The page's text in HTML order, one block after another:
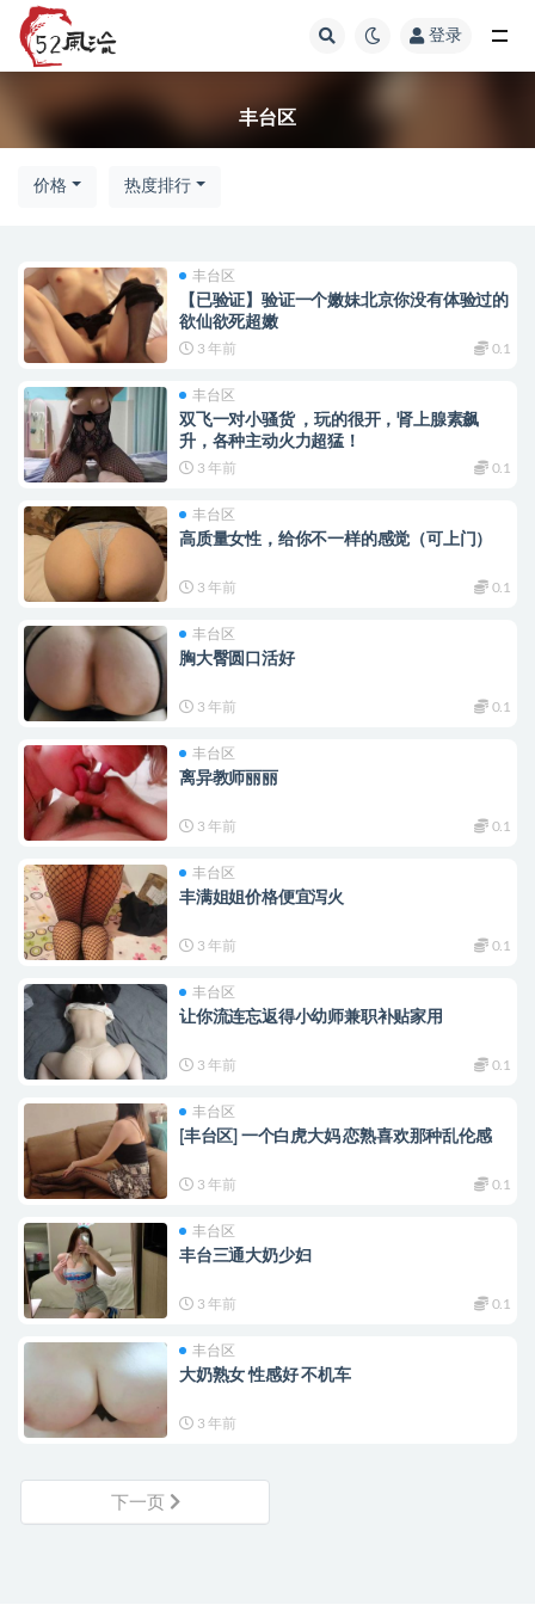
登录
丰台区
价格 热度排行
丰台区
【已验证】验证一个嫩妹北京你没有体验过的
欲仙欲死超嫩
3 年前 0.1
丰台区
双飞一对小骚货 ，玩的很开，肾上腺素飙
升，各种主动火力超猛！
3 年前 0.1
丰台区
高质量女性，给你不一样的感觉（可上门）
3 年前 0.1
丰台区
胸大臀圆口活好
3 年前 0.1
丰台区
离异教师丽丽
3 年前 0.1
丰台区
丰满姐姐价格便宜泻火
3 年前 0.1
丰台区
让你流连忘返得小幼师兼职补贴家用
3 年前 0.1
丰台区
[丰台区] 一个白虎大妈 恋熟喜欢那种乱伦感
3 年前 0.1
丰台区
丰台三通大奶少妇
3 年前 0.1
丰台区
大奶熟女 性感好 不机车
3 年前
下一页